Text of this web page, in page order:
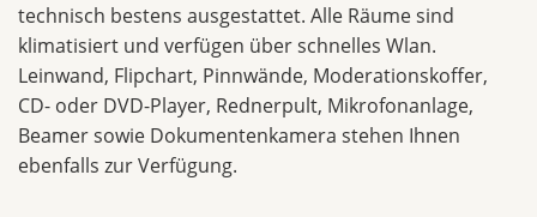
technisch bestens ausgestattet. Alle Räume sind
klimatisiert und verfügen über schnelles Wlan.
Leinwand, Flipchart, Pinnwände, Moderationskoffer,
CD- oder DVD-Player, Rednerpult, Mikrofonanlage,
Beamer sowie Dokumentenkamera stehen Ihnen
ebenfalls zur Verfügung.